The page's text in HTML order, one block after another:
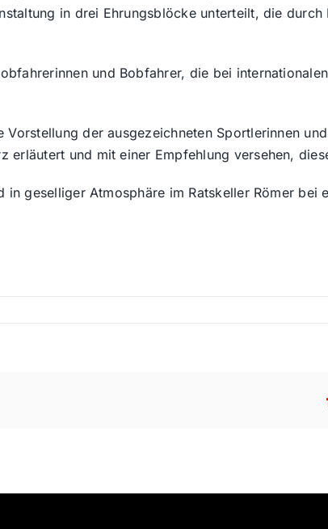
in drei Ehrungsblöcke unterteilt, die
und Bobfahrer, die bei
der ausgezeichneten Sportlerinnen
und mit einer Empfehlung versehen,
geselliger Atmosphäre im Ratskeller Römer bei